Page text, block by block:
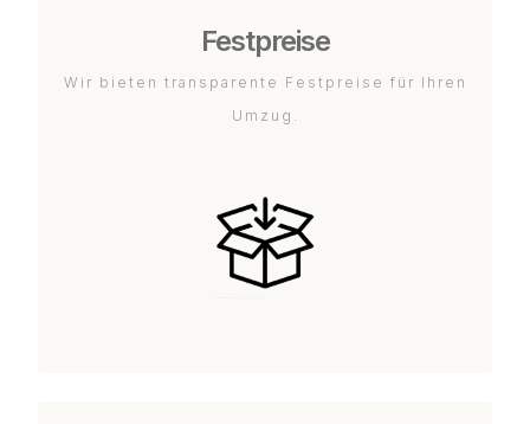
Festpreise
Wir bieten transparente Festpreise für Ihren
Umzug.